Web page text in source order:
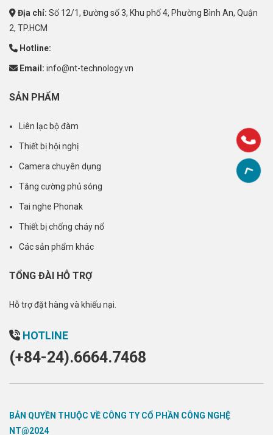
Địa chỉ: Số 12/1, Đường số 3, Khu phố 4, Phường Bình An, Quận
2, TP.HCM
Hotline:
Email: info@nt-technology.vn
SẢN PHẨM
Liên lạc bộ đàm
Thiết bị hội nghị
Camera chuyên dụng
Tăng cường phủ sóng
Tai nghe Phonak
Thiết bị chống cháy nổ
Các sản phẩm khác
TỔNG ĐÀI HỖ TRỢ
Hỗ trợ đặt hàng và khiếu nại.
HOTLINE
(+84-24).6664.7468
BẢN QUYỀN THUỘC VỀ CÔNG TY CỔ PHẦN CÔNG NGHỆ
NT@2024